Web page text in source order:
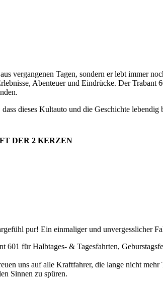
vergangenen Tagen, sondern er lebt immer
Abenteuer und Eindrücke. Der
dieses Kultauto und die Geschichte
DER 2 KERZEN
pur! Ein einmaliger und unvergesslicher
601 für Halbtages- & Tagesfahrten,
uns auf alle Kraftfahrer, die lange nicht
Sinnen zu spüren.